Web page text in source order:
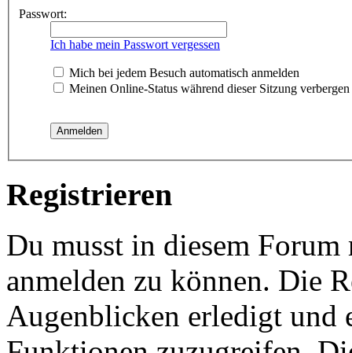
Passwort:
Ich habe mein Passwort vergessen
Mich bei jedem Besuch automatisch anmelden
Meinen Online-Status während dieser Sitzung verbergen
Registrieren
Du musst in diesem
anmelden zu können. Die
Augenblicken erledigt und